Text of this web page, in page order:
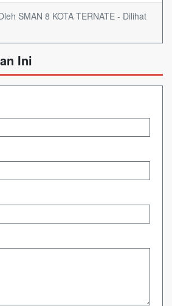
SMAN 8 KOTA TERNATE - Dilihat
Ini